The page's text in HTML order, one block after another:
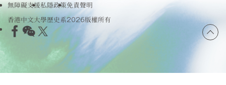
無障礙支援私隱政策免責聲明
香港中文大學歷史系2026版權所有